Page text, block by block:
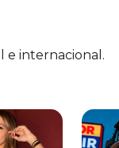
e internacional.